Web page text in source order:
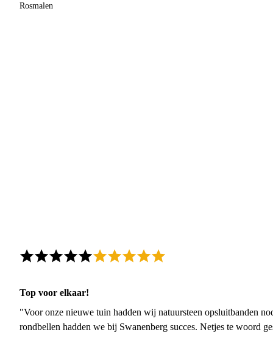
Rosmalen
Top voor elkaar!
"Voor onze nieuwe tuin hadden wij natuursteen opsluitbanden
rondbellen hadden we bij Swanenberg succes. Netjes te woord